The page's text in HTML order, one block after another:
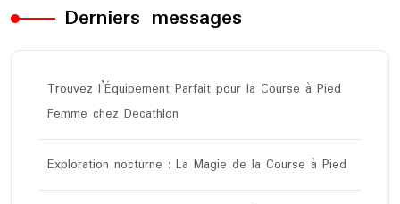
Derniers messages
Trouvez l’Équipement Parfait pour la Course à Pied
Femme chez Decathlon
Exploration nocturne : La Magie de la Course à Pied